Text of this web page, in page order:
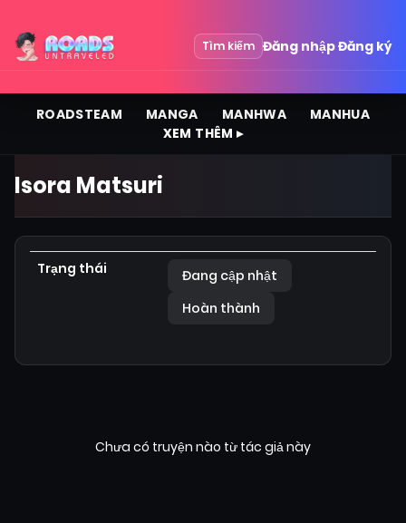
Tìm kiếm Đăng nhậpĐăng ký
ROADSTEAM MANGA MANHWA
MANHUA
XEM THÊM ▸
Isora Matsuri
Trạng thái
Đang cập nhật
Hoàn thành
Chưa có truyện nào từ tác giả này